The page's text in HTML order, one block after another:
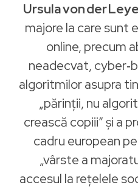
Ursula von der
majore la care sunt
online, precum
neadecvat,
algoritmilor asupra
„părinții, nu
crească copiii” și a
cadru european
„vârste a
accesul la rețelele